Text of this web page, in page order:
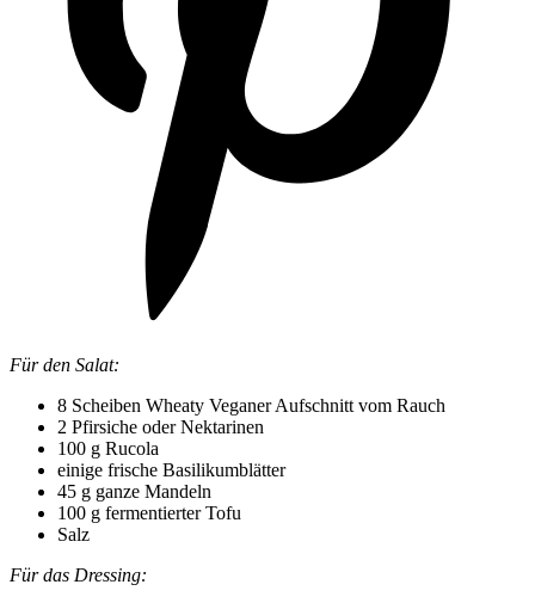
Für den Salat:
8 Scheiben Wheaty Veganer Aufschnitt vom Rauch
2 Pfirsiche oder Nektarinen
100 g Rucola
einige frische Basilikumblätter
45 g ganze Mandeln
100 g fermentierter Tofu
Salz
Für das Dressing: